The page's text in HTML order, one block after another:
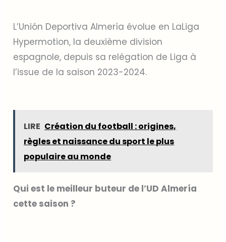
L’Unión Deportiva Almería évolue en LaLiga
Hypermotion, la deuxième division
espagnole, depuis sa relégation de Liga à
l’issue de la saison 2023-2024.
LIRE Création du football : origines,
règles et naissance du sport le plus
populaire au monde
Qui est le meilleur buteur de l’UD Almería
cette saison ?